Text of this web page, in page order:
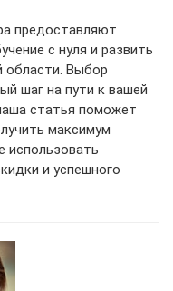
предоставляют
с нуля и развить
области. Выбор
шаг на пути к вашей
статья поможет
максимум
использовать
и успешного